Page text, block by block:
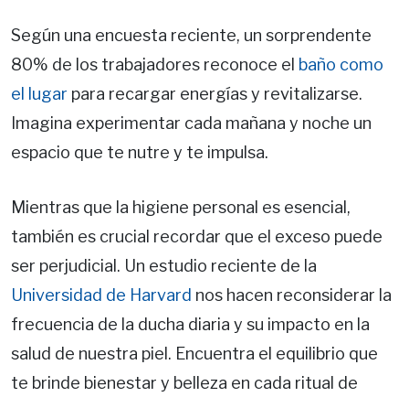
Según una encuesta reciente, un sorprendente
80% de los trabajadores reconoce el baño como
el lugar para recargar energías y revitalizarse.
Imagina experimentar cada mañana y noche un
espacio que te nutre y te impulsa.
Mientras que la higiene personal es esencial,
también es crucial recordar que el exceso puede
ser perjudicial. Un estudio reciente de la
Universidad de Harvard nos hacen reconsiderar la
frecuencia de la ducha diaria y su impacto en la
salud de nuestra piel. Encuentra el equilibrio que
te brinde bienestar y belleza en cada ritual de